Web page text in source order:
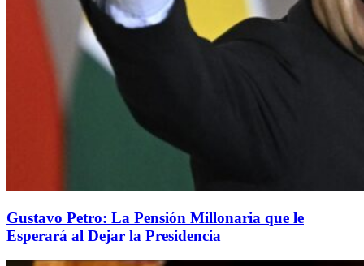
Gustavo Petro: La Pensión Millonaria que le
Esperará al Dejar la Presidencia